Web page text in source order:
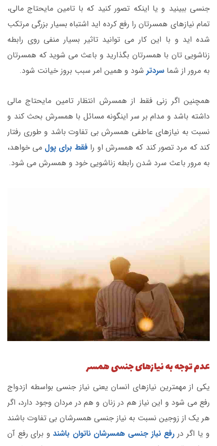
جنسی ببینید و یا اینکه تصور کنید که با تامین مایحتاج مالی،
تمام نیازهای همسرتان را رفع کرده اید اشتباه بسیار بزرگی مرتکب
شده اید و با این کار می توانید تاثیر بسیار منفی روی رابطه
زناشویی تان با همسرتان بگذارید و باعث می شوید که همسرتان
به مرور از شما سردتر شود و همین امر سبب بروز خیانت شود.
همچنین اگر زنی فقط از همسرش انتظار تامین مایحتاج مالی
داشته باشد و مدام بر سر اینگونه مسائل با همسرش بحث کند و
نسبت به نیازهای عاطفی همسرش بی تفاوت باشد و طوری رفتار
کند که مرد تصور کند که همسرش او را فقط برای پول می خواهد،
به مرور باعث سرد شدن رابطه زناشویی خود و همسرش می شود.
عدم توجه به نیازهای جنسی همسر
یکی از مهمترین نیازهای انسان یعنی نیاز جنسی بواسطه ازدواج
رفع می شود و این نیاز هم در زنان و هم در مردان وجود دارد، اگر
هر یک از زوجین نسبت به نیاز جنسی همسرشان بی تفاوت باشند
و یا اگر در رفع نیاز جنسی همسرشان ناتوان باشند و برای رفع آن